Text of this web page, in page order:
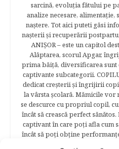
sarcină, evoluţia fătului pe
analize necesare,
naştere. Tot aici puteti găsi
naşterii şi recuperării
ANIŞOR – este un capitol
Alăptarea, scorul Apgar,
prima băiţă, diversificarea sunt
captivante subcategorii.
dedicat creşterii şi îngrijirii
la vârsta şcolară. Mămicile vor
se descurce cu propriul copil,
încât să crească perfect
captivant în care poţi afla cum
încât să poţi obţine